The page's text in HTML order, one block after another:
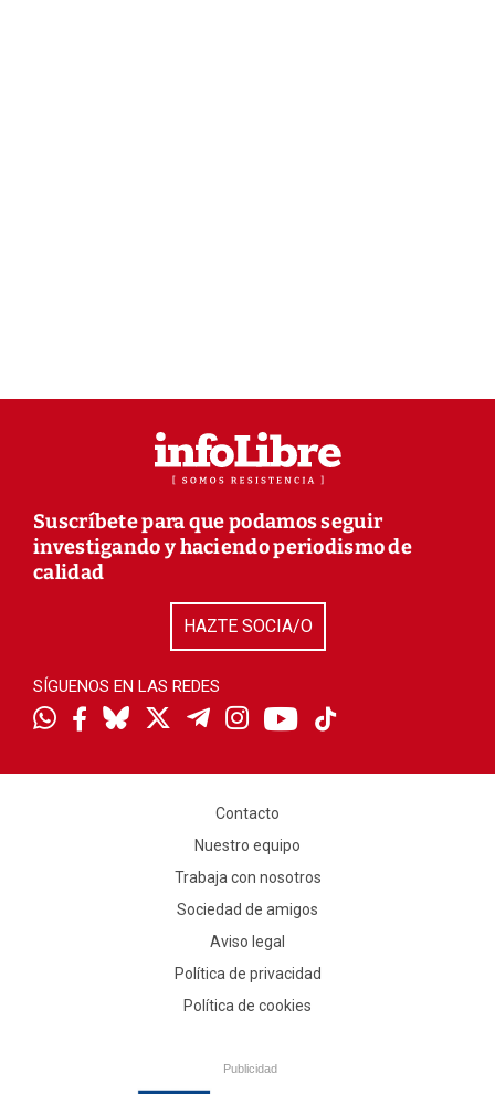
Suscríbete para que podamos seguir
investigando y haciendo periodismo de
calidad
HAZTE SOCIA/O
SÍGUENOS EN LAS REDES
Contacto
Nuestro equipo
Trabaja con nosotros
Sociedad de amigos
Aviso legal
Política de privacidad
Política de cookies
Publicidad